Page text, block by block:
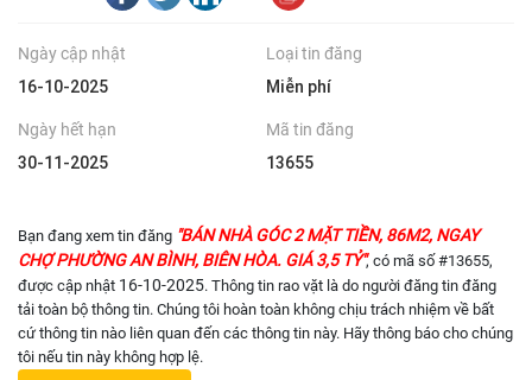
Ngày cập nhật
16-10-2025
Loại tin đăng
Miễn phí
Ngày hết hạn
30-11-2025
Mã tin đăng
13655
Bạn đang xem tin đăng "BÁN NHÀ GÓC 2 MẶT TIỀN, 86M2, NGAY
CHỢ PHƯỜNG AN BÌNH, BIÊN HÒA. GIÁ 3,5 TỶ", có mã số #13655,
được cập nhật 16-10-2025. Thông tin rao vặt là do người đăng tin đăng
tải toàn bộ thông tin. Chúng tôi hoàn toàn không chịu trách nhiệm về bất
cứ thông tin nào liên quan đến các thông tin này. Hãy thông báo cho chúng
tôi nếu tin này không hợp lệ.